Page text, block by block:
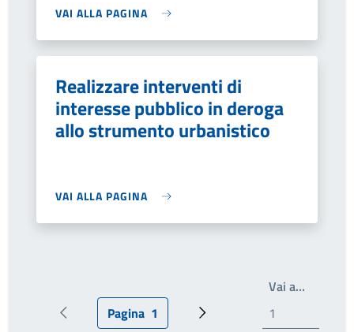
VAI ALLA PAGINA
Realizzare interventi di
interesse pubblico in deroga
allo strumento urbanistico
VAI ALLA PAGINA
Pagina precedentePagina attuale
Pagina 1 Prossima pagina
Vai a…